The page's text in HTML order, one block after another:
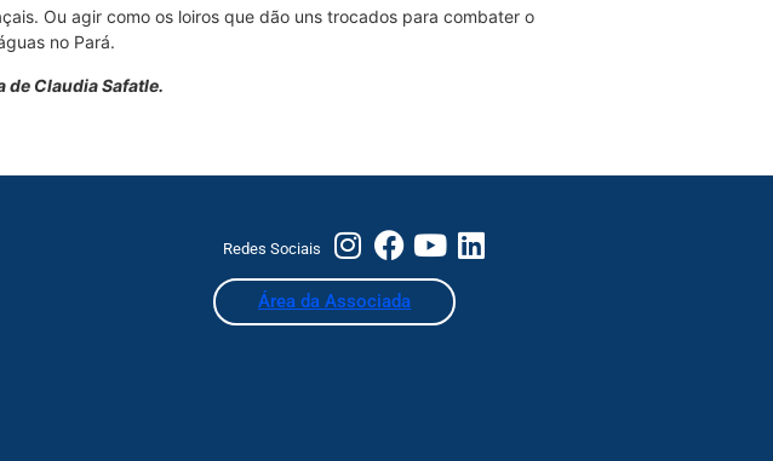
Ou agir como os loiros que dão uns trocados para combater o
no Pará.
de Claudia Safatle.
Redes Sociais
Área da Associada